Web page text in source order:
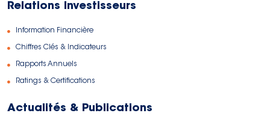
Relations Investisseurs
Information Financière
Chiffres Clés & Indicateurs
Rapports Annuels
Ratings & Certifications
Actualités & Publications